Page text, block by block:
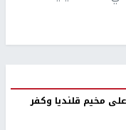
على مخيم قلنديا وكفر